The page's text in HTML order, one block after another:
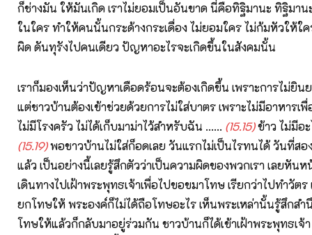
ก็ช่างมัน ให้มันเกิด เราไม่ยอมเป็นอันขาด นี่คือทิฐิมานะ ทิฐิมา
ในใคร ทำให้คนนั้นกระด้างกระเดื่อง ไม่ยอมใคร ไม่ก้มหัวให้ใ
ผิด ดันทุรังไปคนเดียว ปัญหาอะไรจะเกิดขึ้นในสังคมนั้น
เราก็มองเห็นว่าปัญหาเดือดร้อนจะต้องเกิดขึ้น เพราะการไม่ยิ
แต่ชาวบ้านต้องเข้าช่วยด้วยการไม่ใส่บาตร เพราะไม่มีอาหาร
ไม่มีโรงครัว ไม่ได้เก็บมาม่าไว้สำหรับฉัน ...... (15.15)ข้าว ไม่มีอ
(15.19)พอชาวบ้านไม่ใส่ก็อดเลย วันแรกไม่เป็นไรทนได้ วันที่สอ
แล้ว เป็นอย่างนี้เลยรู้สึกตัวว่าเป็นความผิดของพวกเรา เลยหันห
เดินทางไปเฝ้าพระพุทธเจ้าเพื่อไปขอขมาโทษ เรียกว่าไปทำวัต
ยกโทษให้ พระองค์ก็ไม่ได้ถือโทษอะไร เห็นพระเหล่านั้นรู้สึกสำ
โทษให้แล้วก็กลับมาอยู่ร่วมกัน ชาวบ้านก็ได้เข้าเฝ้าพระพุทธเจ้